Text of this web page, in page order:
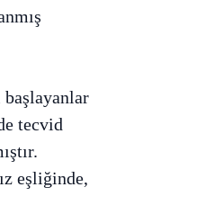
tecvid
eşliğinde,